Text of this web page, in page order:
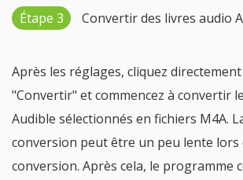
Étape 3 Convertir des livres audio
Après les réglages, cliquez
"Convertir" et commencez à convertir
Audible sélectionnés en fichiers M4A.
conversion peut être un peu lente lors
conversion. Après cela, le programme